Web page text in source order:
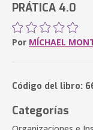
PRÁTICA 4.0
Por MÍCHAEL
Código del libro:
Categorías